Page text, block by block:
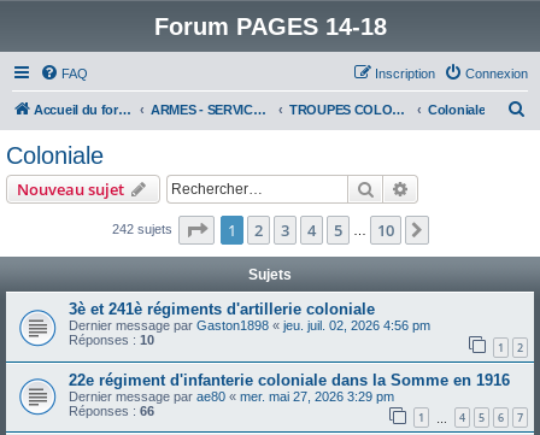
Forum PAGES 14-18
FAQ Connexion
Inscription
Accueil du forum ARMES - SERVICES - UNITES : historiques & discussions TROUPES COLONIALES & ARMEE D'AFRIQUE Coloniale
e
Coloniale
Nouveau sujet Rechercher
242 sujets Page 1sur10
1 2 3 4 5 10
Sujets
3è et 241è régiments d'artillerie coloniale
Dernier message par Gaston1898 « jeu. juil. 02, 2026 4:56 pm
Réponses : 10 1 2
22e régiment d'infanterie coloniale dans la Somme en 1916
Dernier message par ae80 « mer. mai 27, 2026 3:29 pm
Réponses : 66 1 4 5 6 7